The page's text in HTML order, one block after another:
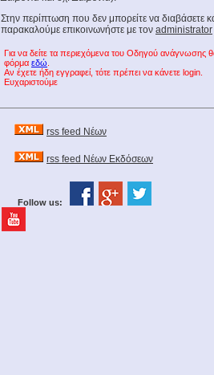
Στην περίπτωση που δεν μπορείτε να διαβάσετε
παρακαλούμε επικοινωνήστε με τον administrator
Για να δείτε τα περιεχόμενα του Οδηγού
φόρμα εδώ
Αν έχετε ήδη εγγραφεί, τότε πρέπει να κάνετε login.
Ευχαριστούμε
rss feed Νέων
rss feed Νέων Εκδόσεων
Follow us: